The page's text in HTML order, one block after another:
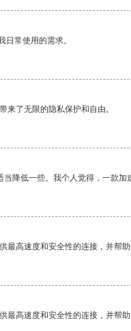
日常使用的需求。
来了无限的隐私保护和自由。
降低一些。我个人觉得，一款加
最高速度和安全性的连接，并帮助
最高速度和安全性的连接，并帮助